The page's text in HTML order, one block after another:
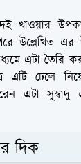
খাওয়ার
উল্লেখিত এর
এটা
এটি ঢেলে
এটা সুস্বাদু
দিক